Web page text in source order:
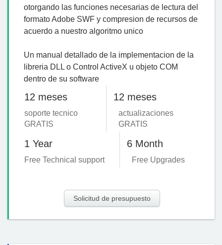
otorgando las funciones necesarias de lectura del
formato Adobe SWF y compresion de recursos de
acuerdo a nuestro algoritmo unico
Un manual detallado de la implementacion de la
libreria DLL o Control ActiveX u objeto COM
dentro de su software
12 meses 12 meses
soporte tecnico
GRATIS
actualizaciones
GRATIS
1 Year 6 Month
Free Technical support Free Upgrades
Solicitud de presupuesto